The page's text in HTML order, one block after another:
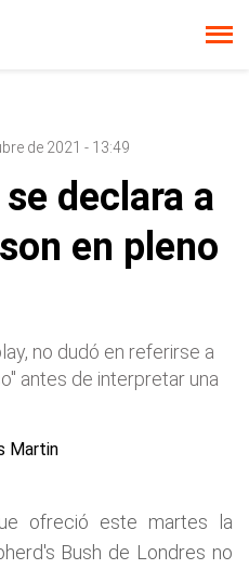
de 2021 - 13:49
declara a
en pleno
no dudó en referirse a
antes de interpretar una
ofreció este martes la
Bush de Londres no